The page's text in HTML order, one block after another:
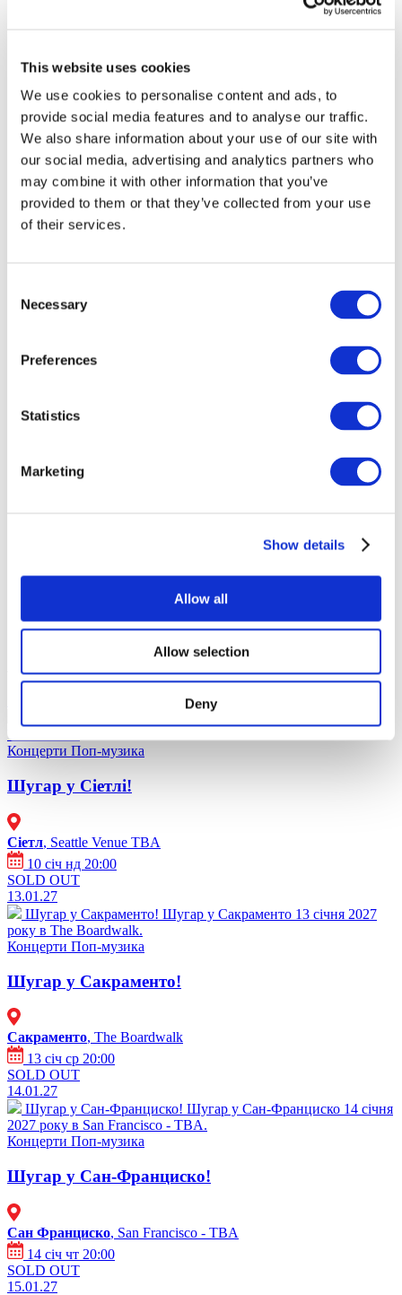
This website uses cookies
We use cookies to personalise content and ads, to
provide social media features and to analyse our traffic.
We also share information about your use of our site with
our social media, advertising and analytics partners who
may combine it with other information that you’ve
provided to them or that they’ve collected from your use
of their services.
Selection
Necessary
Preferences
Statistics
Marketing
Show details
Allow all
Allow selection
Deny
Чехія
Угорщина
Чехія
Нідерланди
Iрландія
Iталiя
Австрія
Португалія
Финляндия
Норвегія
По містах
Venue TBA.
Концерти Поп-музика
Шугар у Сіетлі!
Сіетл, Seattle Venue TBA
10 січ нд 20:00
SOLD OUT
13.01.27
Шугар у Сакраменто! Шугар у Сакраменто 13 січня 2027
року в The Boardwalk.
Концерти Поп-музика
Шугар у Сакраменто!
Сакраменто, The Boardwalk
13 січ ср 20:00
SOLD OUT
14.01.27
Шугар у Сан-Франциско! Шугар у Сан-Франциско 14 січня
2027 року в San Francisco - TBA.
Концерти Поп-музика
Шугар у Сан-Франциско!
Сан Франциско, San Francisco - TBA
14 січ чт 20:00
SOLD OUT
15.01.27